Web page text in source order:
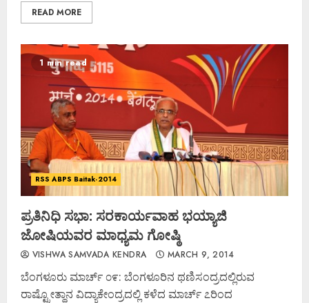
READ MORE
1 min read
RSS ABPS Baitak-2014
ಪ್ರತಿನಿಧಿ ಸಭಾ: ಸರಕಾರ್ಯವಾಹ ಭಯ್ಯಾಜಿ
ಜೋಷಿಯವರ ಮಾಧ್ಯಮ ಗೋಷ್ಠಿ
VISHWA SAMVADA KENDRA MARCH 9, 2014
ಬೆಂಗಳೂರು ಮಾರ್ಚ್ ೦೯: ಬೆಂಗಳೂರಿನ ಥಣಿಸಂದ್ರದಲ್ಲಿರುವ
ರಾಷ್ಟ್ರೋತ್ಥಾನ ವಿದ್ಯಾಕೇಂದ್ರದಲ್ಲಿ ಕಳೆದ ಮಾರ್ಚ್ ೭ರಿಂದ